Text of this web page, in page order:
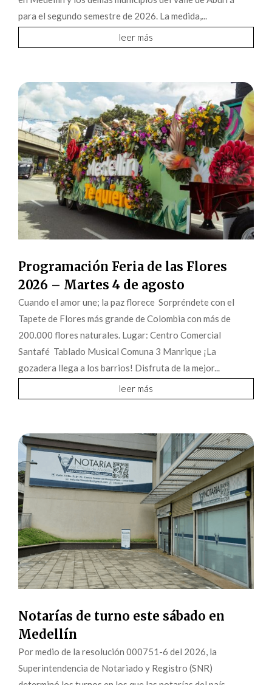
para el segundo semestre de 2026. La medida,...
leer más
Programación Feria de las Flores
2026 – Martes 4 de agosto
Cuando el amor une; la paz florece Sorpréndete con el
Tapete de Flores más grande de Colombia con más de
200.000 flores naturales. Lugar: Centro Comercial
Santafé Tablado Musical Comuna 3 Manrique ¡La
gozadera llega a los barrios! Disfruta de la mejor...
leer más
Notarías de turno este sábado en
Medellín
Por medio de la resolución 000751-6 del 2026, la
Superintendencia de Notariado y Registro (SNR)